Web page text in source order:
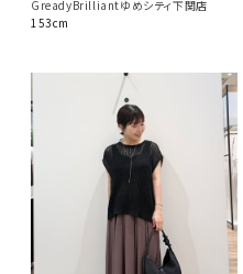
GreadyBrilliantゆめシティ下関店
153cm